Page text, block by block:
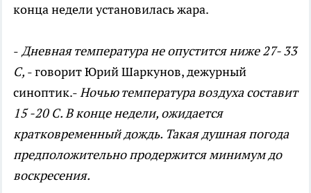
конца недели установилась жара.
- Дневная температура не опустится ниже 27- 33
С, - говорит Юрий Шаркунов, дежурный
синоптик.-Ночью температура воздуха составит
15 -20 С. В конце недели, ожидается
кратковременный дождь. Такая душная погода
предположительно продержится минимум до
воскресения.